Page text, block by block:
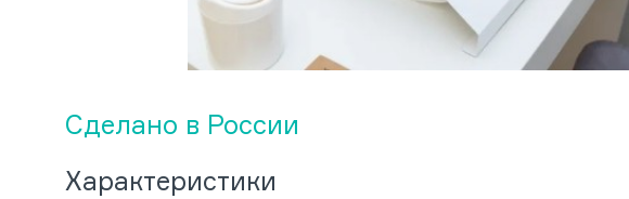
Сделано в России
Характеристики